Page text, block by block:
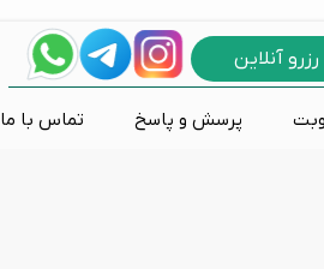
پرسش و پاسخ تماس با ما
رزرو آنلاین